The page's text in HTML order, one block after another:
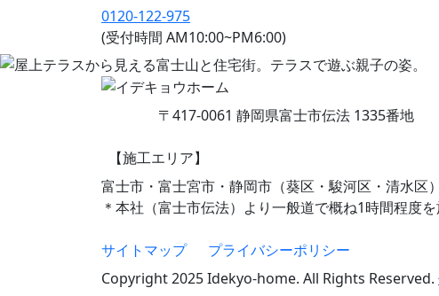
0120-122-975
(受付時間 AM10:00~PM6:00)
〒417-0061 静岡県富士市伝法 1335番地
【施工エリア】
富士市・富士宮市・静岡市（葵区・駿河区・清水
＊本社（富士市伝法）より一般道で概ね1時間程度
サイトマップ
プライバシーポリシー
Copyright 2025 Idekyo-home. All Rights Reserved.